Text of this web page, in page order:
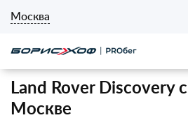
Москва
Land Rover Discovery
Москве